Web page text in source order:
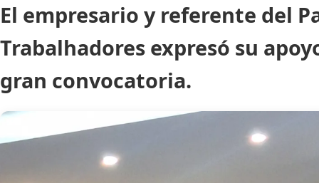
El empresario y referente del
Trabalhadores expresó su
gran convocatoria.